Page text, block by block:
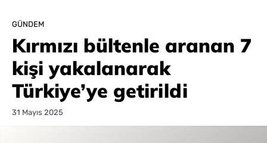
GÜNDEM
Kırmızı bültenle aranan 7
kişi yakalanarak
Türkiye’ye getirildi
31 Mayıs 2025